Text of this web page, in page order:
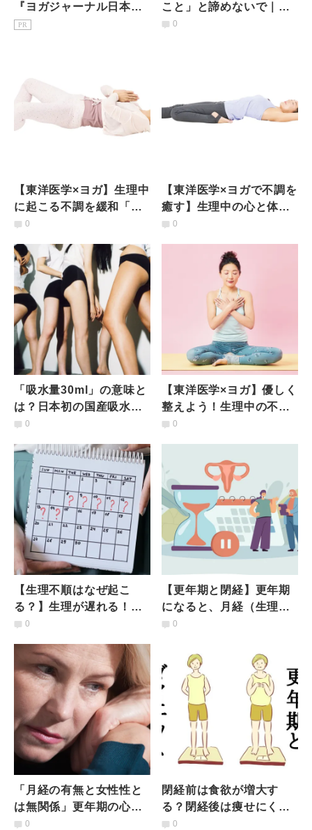
『ヨガジャーナル日本
版』予約購読のご案内
PR
こと」と諦めないで｜生
理痛を緩和するためにで
0
【東洋医学×ヨガ】生理中
に起こる不調を緩和「ツ
ボと経絡を刺激するヨ
0
【東洋医学×ヨガで不調を
癒す】生理中の心と体を
整える「ツボマッサージ
0
「吸水量30ml」の意味と
は？日本初の国産吸水シ
ョーツPeriod.が考えるダ
0
【東洋医学×ヨガ】優しく
整えよう！生理中の不調
改善ヨガ&ツボマッサー
0
【生理不順はなぜ起こ
る？】生理が遅れる！生
理が来ない！…妊娠して
0
【更年期と閉経】更年期
になると、月経（生理）
の周期や量はどんなふう
0
「月経の有無と女性性と
は無関係」更年期の心と
体を軽くする心得【人気
0
閉経前は食欲が増大す
る？閉経後は痩せにく
い？【医師に聞く】更年
0